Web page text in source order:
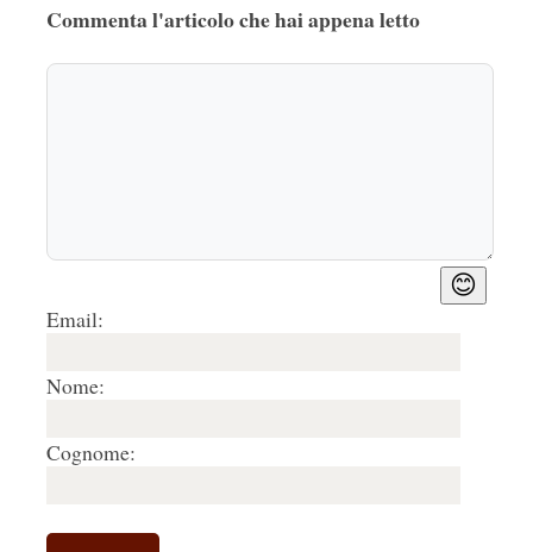
Commenta l'articolo che hai appena letto
😊
Email:
Nome:
Cognome: